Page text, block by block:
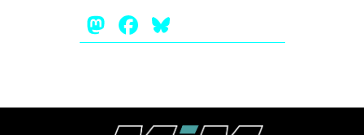
MIGRAZIONI
Mastodon
Facebook